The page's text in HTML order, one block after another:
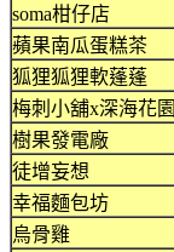
soma柑仔店
蘋果南瓜蛋糕茶
狐狸狐狸軟蓬蓬
梅刺小舖x深海花園
樹果發電廠
徒增妄想
幸福麵包坊
烏骨雞